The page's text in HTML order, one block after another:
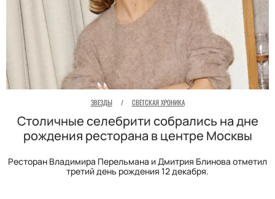
ЗВЕЗДЫ / СВЕТСКАЯ ХРОНИКА
Столичные селебрити собрались на дне
рождения ресторана в центре Москвы
Ресторан Владимира Перельмана и Дмитрия Блинова отметил
третий день рождения 12 декабря.